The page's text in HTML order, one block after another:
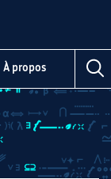
À propos